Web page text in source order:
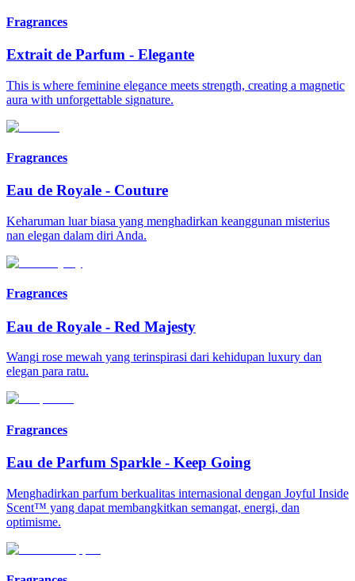
Fragrances
Extrait de Parfum - Elegante
This is where feminine elegance meets strength, creating a magnetic
aura with unforgettable signature.
Fragrances
Eau de Royale - Couture
Keharuman luar biasa yang menghadirkan keanggunan misterius
nan elegan dalam diri Anda.
Fragrances
Eau de Royale - Red Majesty
Wangi rose mewah yang terinspirasi dari kehidupan luxury dan
elegan para ratu.
Fragrances
Eau de Parfum Sparkle - Keep Going
Menghadirkan parfum berkualitas internasional dengan Joyful Inside
Scent™ yang dapat membangkitkan semangat, energi, dan
optimisme.